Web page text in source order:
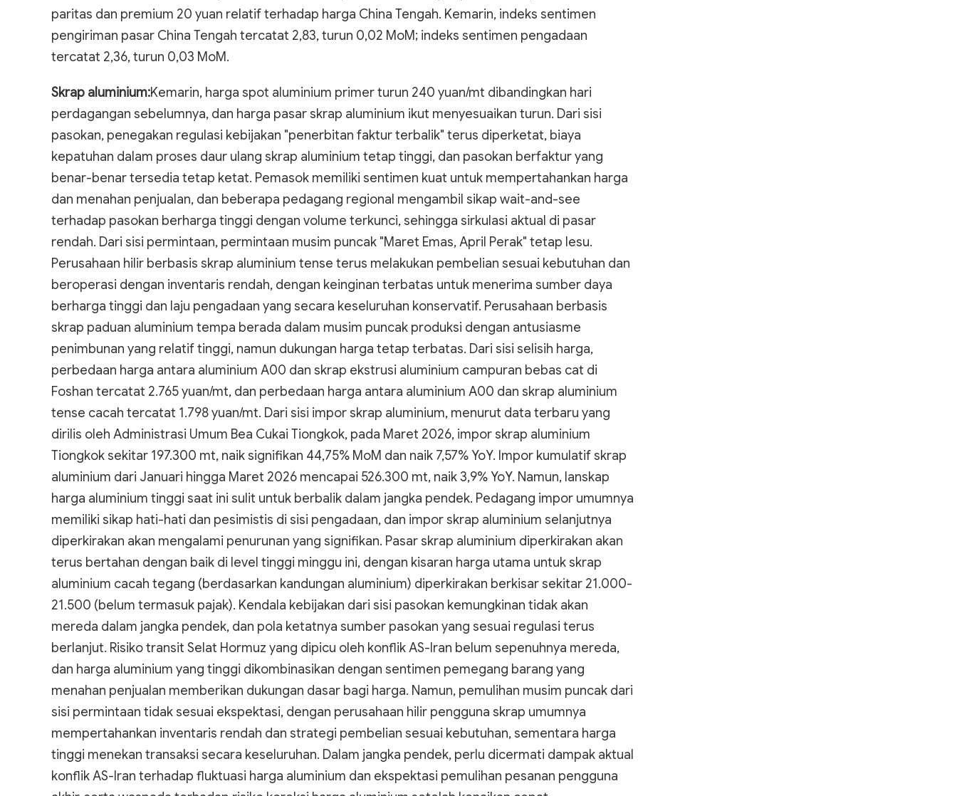
paritas dan premium 20 yuan relatif terhadap harga China Tengah. Kemarin, indeks sentimen
pengiriman pasar China Tengah tercatat 2,83, turun 0,02 MoM; indeks sentimen pengadaan
tercatat 2,36, turun 0,03 MoM.
Skrap aluminium:Kemarin, harga spot aluminium primer turun 240 yuan/mt dibandingkan hari
perdagangan sebelumnya, dan harga pasar skrap aluminium ikut menyesuaikan turun. Dari sisi
pasokan, penegakan regulasi kebijakan "penerbitan faktur terbalik" terus diperketat, biaya
kepatuhan dalam proses daur ulang skrap aluminium tetap tinggi, dan pasokan berfaktur yang
benar-benar tersedia tetap ketat. Pemasok memiliki sentimen kuat untuk mempertahankan harga
dan menahan penjualan, dan beberapa pedagang regional mengambil sikap wait-and-see
terhadap pasokan berharga tinggi dengan volume terkunci, sehingga sirkulasi aktual di pasar
rendah. Dari sisi permintaan, permintaan musim puncak "Maret Emas, April Perak" tetap lesu.
Perusahaan hilir berbasis skrap aluminium tense terus melakukan pembelian sesuai kebutuhan dan
beroperasi dengan inventaris rendah, dengan keinginan terbatas untuk menerima sumber daya
berharga tinggi dan laju pengadaan yang secara keseluruhan konservatif. Perusahaan berbasis
skrap paduan aluminium tempa berada dalam musim puncak produksi dengan antusiasme
penimbunan yang relatif tinggi, namun dukungan harga tetap terbatas. Dari sisi selisih harga,
perbedaan harga antara aluminium A00 dan skrap ekstrusi aluminium campuran bebas cat di
Foshan tercatat 2.765 yuan/mt, dan perbedaan harga antara aluminium A00 dan skrap aluminium
tense cacah tercatat 1.798 yuan/mt. Dari sisi impor skrap aluminium, menurut data terbaru yang
dirilis oleh Administrasi Umum Bea Cukai Tiongkok, pada Maret 2026, impor skrap aluminium
Tiongkok sekitar 197.300 mt, naik signifikan 44,75% MoM dan naik 7,57% YoY. Impor kumulatif skrap
aluminium dari Januari hingga Maret 2026 mencapai 526.300 mt, naik 3,9% YoY. Namun, lanskap
harga aluminium tinggi saat ini sulit untuk berbalik dalam jangka pendek. Pedagang impor umumnya
memiliki sikap hati-hati dan pesimistis di sisi pengadaan, dan impor skrap aluminium selanjutnya
diperkirakan akan mengalami penurunan yang signifikan. Pasar skrap aluminium diperkirakan akan
terus bertahan dengan baik di level tinggi minggu ini, dengan kisaran harga utama untuk skrap
aluminium cacah tegang (berdasarkan kandungan aluminium) diperkirakan berkisar sekitar 21.000-
21.500 (belum termasuk pajak). Kendala kebijakan dari sisi pasokan kemungkinan tidak akan
mereda dalam jangka pendek, dan pola ketatnya sumber pasokan yang sesuai regulasi terus
berlanjut. Risiko transit Selat Hormuz yang dipicu oleh konflik AS-Iran belum sepenuhnya mereda,
dan harga aluminium yang tinggi dikombinasikan dengan sentimen pemegang barang yang
menahan penjualan memberikan dukungan dasar bagi harga. Namun, pemulihan musim puncak dari
sisi permintaan tidak sesuai ekspektasi, dengan perusahaan hilir pengguna skrap umumnya
mempertahankan inventaris rendah dan strategi pembelian sesuai kebutuhan, sementara harga
tinggi menekan transaksi secara keseluruhan. Dalam jangka pendek, perlu dicermati dampak aktual
konflik AS-Iran terhadap fluktuasi harga aluminium dan ekspektasi pemulihan pesanan pengguna